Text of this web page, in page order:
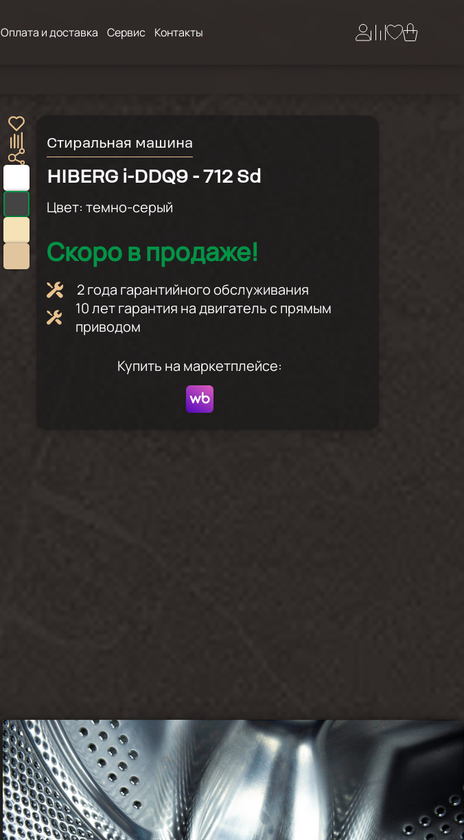
Оплата и доставка Сервис Контакты
Стиральная машина
HIBERG i-DDQ9 - 712 Sd
Цвет:темно-серый
Скоро в продаже!
2 года гарантийного обслуживания
10 лет гарантия на двигатель с прямым
приводом
Купить на маркетплейсе: